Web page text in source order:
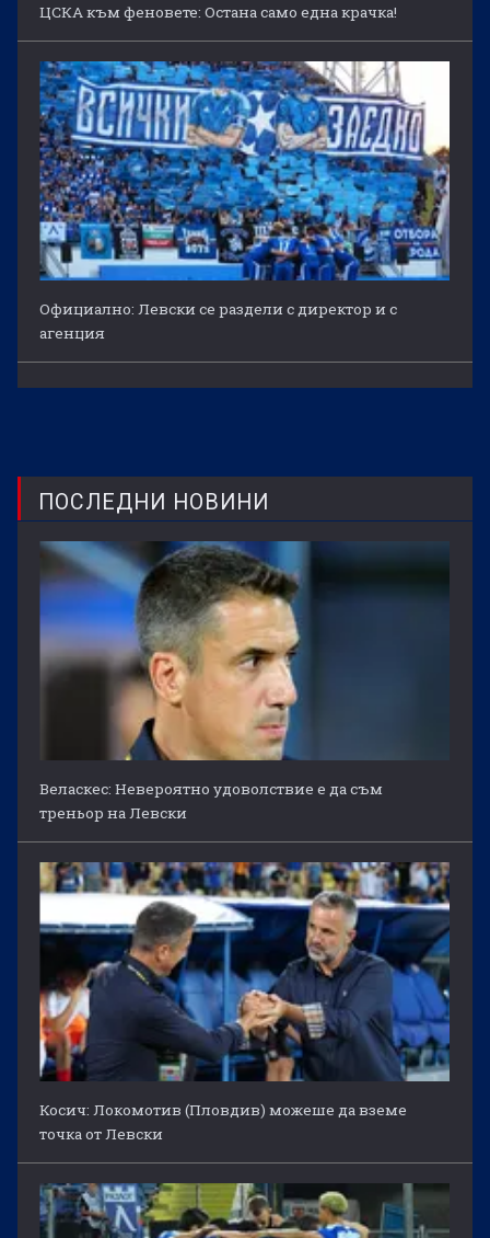
ЦСКА към феновете: Остана само една крачка!
Официално: Левски се раздели с директор и с
агенция
ПОСЛЕДНИ НОВИНИ
Веласкес: Невероятно удоволствие е да съм
треньор на Левски
Косич: Локомотив (Пловдив) можеше да вземе
точка от Левски